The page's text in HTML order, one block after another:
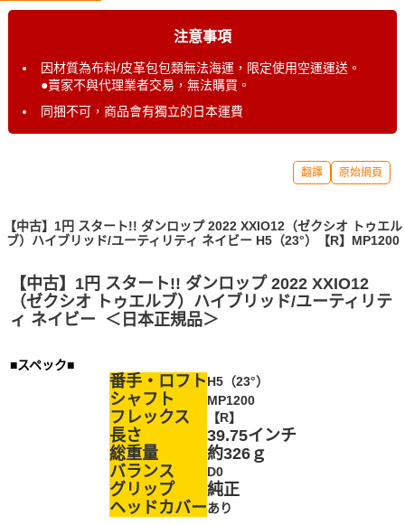
注意事項
因材質為布料/皮革包包類無法海運，限定使用空運運送。
●賣家不與代理業者交易，無法購買。
同捆不可，商品會有獨立的日本運費
翻譯 原始網頁
【中古】1円 スタート!! ダンロップ 2022 XXIO12（ゼクシオ トゥエル
ブ）ハイブリッド/ユーティリティ ネイビー H5（23°）【R】MP1200
【中古】1円 スタート!! ダンロップ 2022 XXIO12
（ゼクシオ トゥエルブ）ハイブリッド/ユーティリテ
ィ ネイビー ＜日本正規品＞
■スペック■
番手・ロフトH5（23°）
シャフト MP1200
フレックス 【R】
長さ
39.75インチ
総重量
約326ｇ
バランス
D0
グリップ
純正
ヘッドカバーあり